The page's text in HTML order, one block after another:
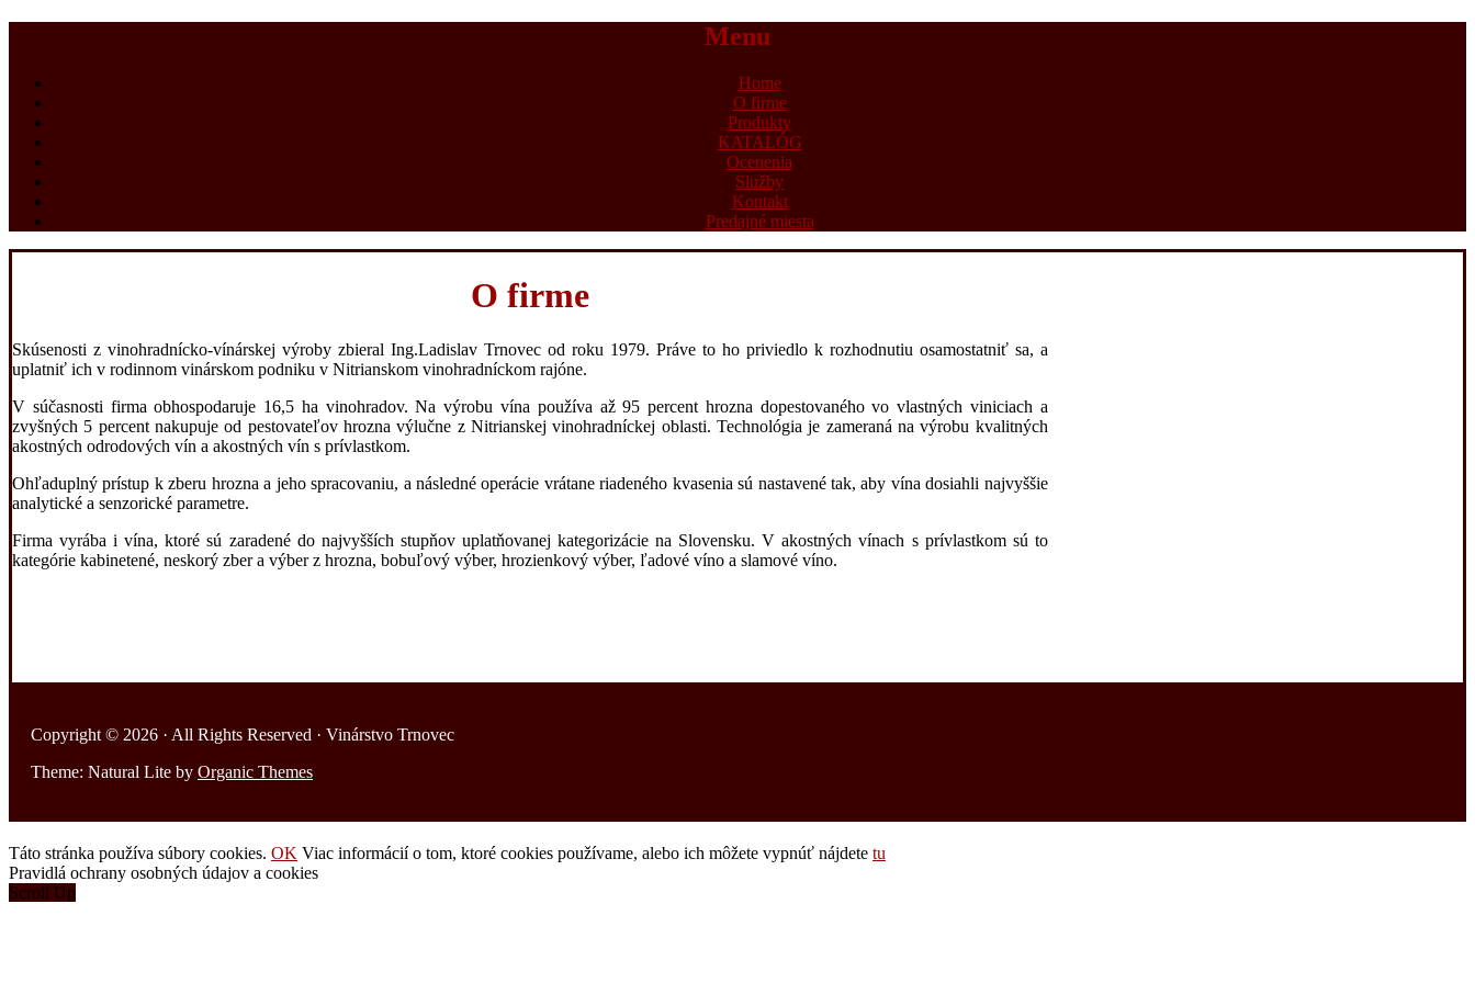
Menu
Home
O firme
Produkty
KATALÓG
Ocenenia
Služby
Kontakt
Predajné miesta
O firme
Skúsenosti z vinohradnícko-vínárskej výroby zbieral Ing.Ladislav Trnovec od roku 1979. Práve to ho priviedlo k rozhodnutiu osamostatniť sa, a
uplatniť ich v rodinnom vinárskom podniku v Nitrianskom vinohradníckom rajóne.
V súčasnosti firma obhospodaruje 16,5 ha vinohradov. Na výrobu vína používa až 95 percent hrozna dopestovaného vo vlastných viniciach a
zvyšných 5 percent nakupuje od pestovateľov hrozna výlučne z Nitrianskej vinohradníckej oblasti. Technológia je zameraná na výrobu kvalitných
akostných odrodových vín a akostných vín s prívlastkom.
Ohľaduplný prístup k zberu hrozna a jeho spracovaniu, a následné operácie vrátane riadeného kvasenia sú nastavené tak, aby vína dosiahli najvyššie
analytické a senzorické parametre.
Firma vyrába i vína, ktoré sú zaradené do najvyšších stupňov uplatňovanej kategorizácie na Slovensku. V akostných vínach s prívlastkom sú to
kategórie kabinetené, neskorý zber a výber z hrozna, bobuľový výber, hrozienkový výber, ľadové víno a slamové víno.
Copyright © 2026 · All Rights Reserved · Vinárstvo Trnovec
Theme: Natural Lite by Organic Themes
Táto stránka používa súbory cookies. OK Viac informácií o tom, ktoré cookies používame, alebo ich môžete vypnúť nájdete tu
Pravidlá ochrany osobných údajov a cookies
Scroll Up